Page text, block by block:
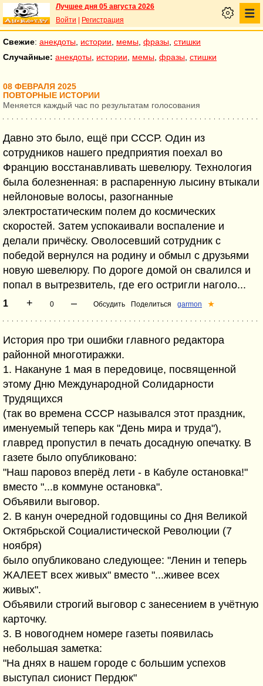
Лучшее дня 05 августа 2026
Войти
Регистрация
Свежие: анекдоты истории мемы фразы стишки
Случайные: анекдоты истории мемы фразы стишки
08 ФЕВРАЛЯ 2025
ПОВТОРНЫЕ ИСТОРИИ
Меняется каждый час по результатам голосования
Давно это было, ещё при СССР. Один из
сотрудников нашего предприятия поехал во
Францию восстанавливать шевелюру. Технология
была болезненная: в распаренную лысину втыкали
нейлоновые волосы, разогнанные
электростатическим полем до космических
скоростей. Затем успокаивали воспаление и
делали причёску. Оволосевший сотрудник с
победой вернулся на родину и обмыл с друзьями
новую шевелюру. По дороге домой он свалился и
попал в вытрезвитель, где его остригли наголо...
1 + 0 – Обсудить Поделиться garmon ★
История про три ошибки главного редактора
районной многотиражки.
1. Накануне 1 мая в передовице, посвященной
этому Дню Международной Солидарности
Трудящихся
(так во времена СССР назывался этот праздник,
именуемый теперь как "День мира и труда"),
главред пропустил в печать досадную опечатку. В
газете было опубликовано:
"Наш паровоз вперёд лети - в Кабуле остановка!"
вместо "...в коммуне остановка".
Объявили выговор.
2. В канун очередной годовщины со Дня Великой
Октябрьской Социалистической Революции (7
ноября)
было опубликовано следующее: "Ленин и теперь
ЖАЛЕЕТ всех живых" вместо "...живее всех
живых".
Объявили строгий выговор с занесением в учётную
карточку.
3. В новогоднем номере газеты появилась
небольшая заметка:
"На днях в нашем городе с большим успехов
выступал сионист Пердюк"